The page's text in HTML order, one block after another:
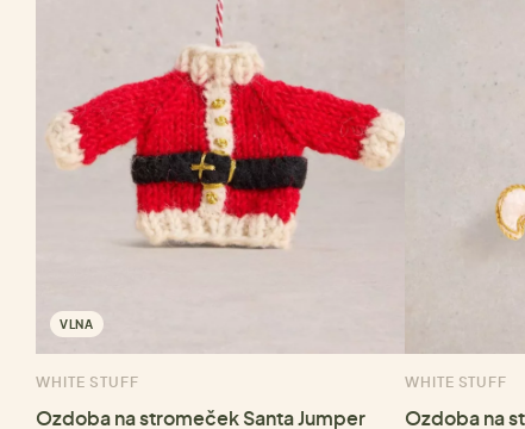
VLNA
WHITE STUFF
Ozdoba na stromeček Santa Jumper
WHITE STUFF
Ozdoba na